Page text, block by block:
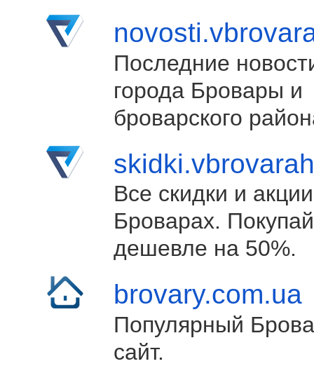
Последние
города Бровары и
броварского
Все скидки и
Броварах.
дешевле на 50%.
brovary.com.ua
Популярный
сайт.